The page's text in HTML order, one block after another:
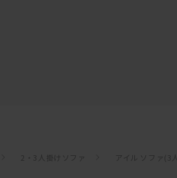
2・3人掛けソファ アイル ソファ(3